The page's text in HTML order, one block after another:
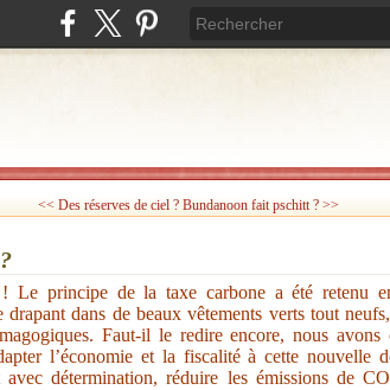
<< Des réserves de ciel ? Bundanoon fait pschitt ? >>
Le principe de la taxe carbone a été retenu
drapant dans de beaux vêtements verts tout
Faut-il le redire encore, nous avons
l’économie et la fiscalité à cette nouvelle
détermination, réduire les émissions de